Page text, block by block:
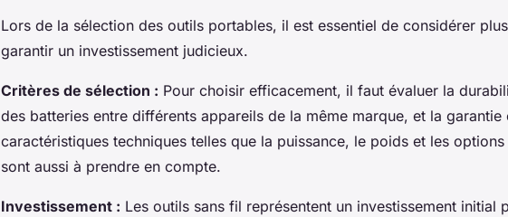
Lors de la sélection des outils portables, il est essentiel de considérer
garantir un investissement judicieux.
Critères de sélection : Pour choisir efficacement, il faut évaluer la
des batteries entre différents appareils de la même marque, et la garantie
caractéristiques techniques telles que la puissance, le poids et les
sont aussi à prendre en compte.
Investissement : Les outils sans fil représentent un investissement initial